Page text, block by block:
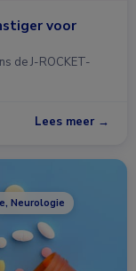
voor
de J-ROCKET-
Lees meer →
Neurologie